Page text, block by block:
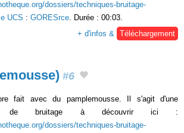
dossiers/techniques-bruitage-
UCS : GORESrce . Durée : 00:03.
+ d'infos &
Téléchargement
#6
fait avec du pamplemousse. Il s'agit d'une
de bruitage à découvrir ici :
dossiers/techniques-bruitage-